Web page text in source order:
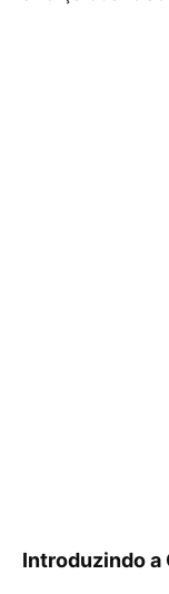
Introduzindo a